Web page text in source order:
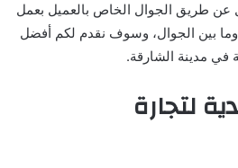
عن طريق الجوال الخاص بالعميل بعمل
وما بين الجوال، وسوف نقدم لكم أفضل
لتجارة